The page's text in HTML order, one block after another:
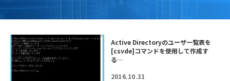
Active Directoryのユーザ一覧表を
[csvde]コマンドを使用して作成す
る…
2016.10.31